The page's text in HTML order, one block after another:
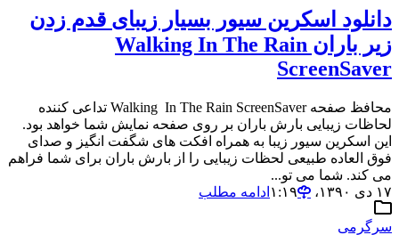
دانلود اسکرین سیور بسیار زیبای قدم زدن
زیر باران Walking In The Rain
ScreenSaver
محافظ صفحه Walking In The Rain ScreenSaver تداعی کننده
لحاظات زیبایی بارش باران بر روی صفحه نمایش شما خواهد بود.
این اسکرین سیور زیبا به همراه افکت های شگفت انگیز و صدای
فوق العاده طبیعی لحظات زیبایی را از بارش باران برای شما فراهم
می کند. شما می تو...
۱۷ دی ۱۳۹۰،‏ ۱:۱۹
ادامه مطلب
سرگرمی